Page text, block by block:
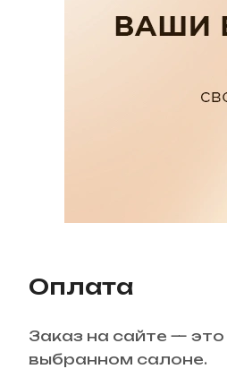
Оплата
Заказ на сайте —
выбранном салоне.